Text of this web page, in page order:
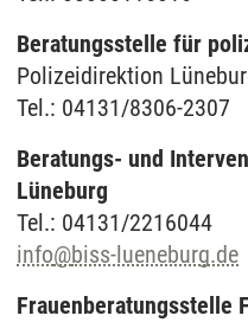
Beratungsstelle für
Polizeidirektion
Tel.: 04131/8306-2307
Beratungs- und
Lüneburg
Tel.: 04131/2216044
info@biss-lueneburg.de
Frauenberatungsstelle